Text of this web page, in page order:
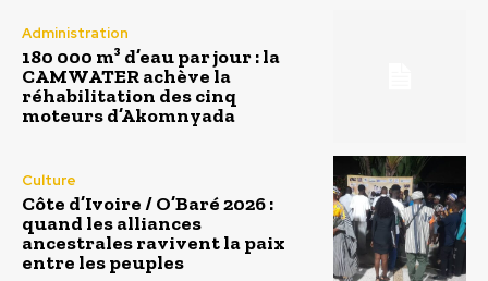
Administration
180 000 m³ d’eau par jour : la
CAMWATER achève la
réhabilitation des cinq
moteurs d’Akomnyada
Culture
Côte d’Ivoire / O’Baré 2026 :
quand les alliances
ancestrales ravivent la paix
entre les peuples